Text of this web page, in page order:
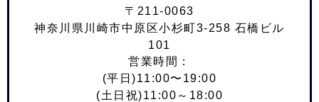
〒211-0063
神奈川県川崎市中原区小杉町3-258 石橋ビル
101
営業時間：
(平日)11:00〜19:00
(土日祝)11:00～18:00